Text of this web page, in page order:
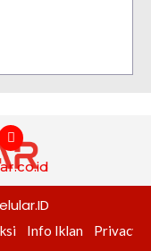
Info Iklan Privacy